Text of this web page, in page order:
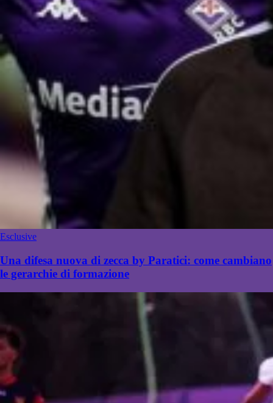
Esclusive
Una difesa nuova di zecca by Paratici: come cambiano
le gerarchie di formazione